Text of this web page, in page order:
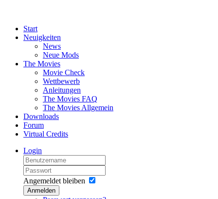
Start
Neuigkeiten
News
Neue Mods
The Movies
Movie Check
Wettbewerb
Anleitungen
The Movies FAQ
The Movies Allgemein
Downloads
Forum
Virtual Credits
Login
Angemeldet bleiben
Anmelden